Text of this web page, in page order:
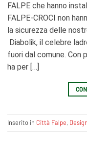
FALPE che hanno
FALPE-CROCI non
la sicurezza delle
Diabolik, il celebre
fuori dal comune. Con
ha per […]
Inserito in Città Falpe, Design